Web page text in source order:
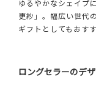
ゆるやかなシェイプ
更紗」。幅広い世代
ギフトとしてもおすす
ロングセラーのデ